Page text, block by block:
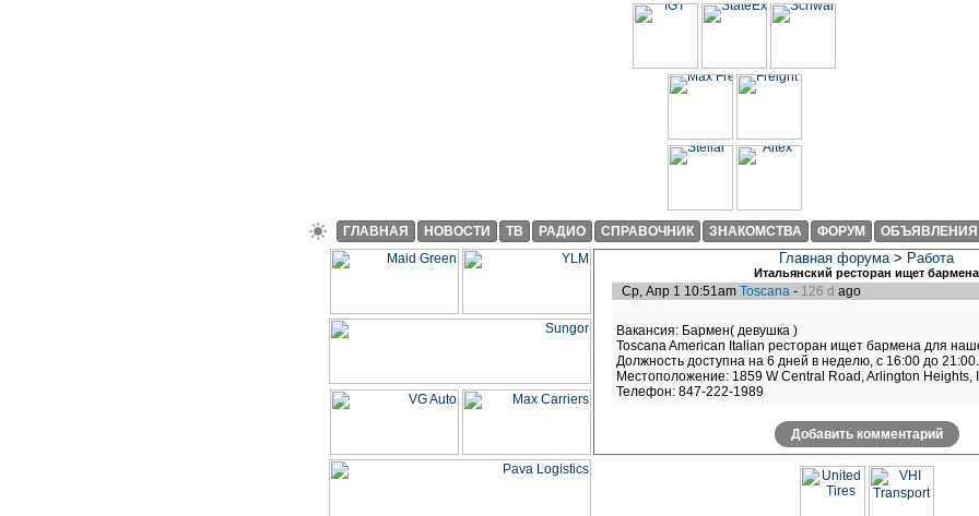
ГЛАВНАЯ НОВОСТИ ТВ РАДИО СПРАВОЧНИК ЗНАКОМСТВА ФОРУМ ОБЪЯВЛЕНИЯ
Главная форума> Работа
Итальянский ресторан ищет бармена
Ср, Апр 1 10:51amToscana - 126 d ago
Вакансия: Бармен( девушка )
Toscana American Italian ресторан ищет бармена для
Должность доступна на 6 дней в неделю, с 16:00 до 21:00.
Местоположение: 1859 W Central Road, Arlington Heights,
Телефон: 847-222-1989
Добавить комментарий